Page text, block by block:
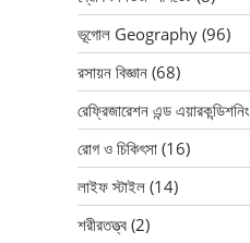
ভূগোল Geography (96)
রসায়ন বিজ্ঞান (68)
রেফ্রিজারেশন এন্ড এয়ারকন্ডিশনিং
রোগ ও চিকিৎসা (16)
লাইফ স্টাইল (14)
শরীরতত্ত্ব (2)